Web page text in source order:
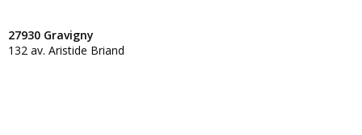
27930 Gravigny
132 av. Aristide Briand